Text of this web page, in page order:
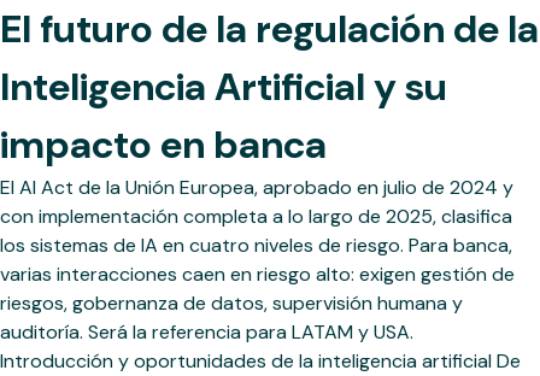
El futuro de la regulación de la
Inteligencia Artificial y su
impacto en banca
El AI Act de la Unión Europea, aprobado en julio de 2024 y
con implementación completa a lo largo de 2025, clasifica
los sistemas de IA en cuatro niveles de riesgo. Para banca,
varias interacciones caen en riesgo alto: exigen gestión de
riesgos, gobernanza de datos, supervisión humana y
auditoría. Será la referencia para LATAM y USA.
Introducción y oportunidades de la inteligencia artificial De